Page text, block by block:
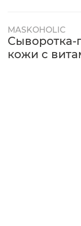
MASKOHOLIC
Сыворотка-
кожи с